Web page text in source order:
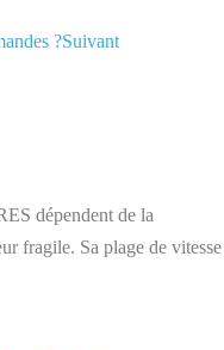
?Suivant
dépendent de la
fragile. Sa plage de vitesse